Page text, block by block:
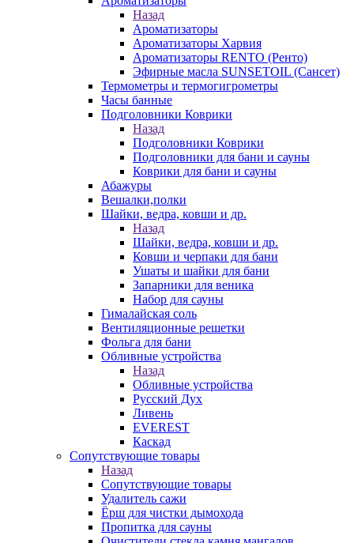
Назад
Ароматизаторы
Ароматизаторы Харвия
Ароматизаторы RENTO (Ренто)
Эфирные масла SUNSETOIL (Сансет)
Термометры и термогигрометры
Часы банные
Подголовники Коврики
Назад
Подголовники Коврики
Подголовники для бани и сауны
Коврики для бани и сауны
Абажуры
Вешалки,полки
Шайки, ведра, ковши и др.
Назад
Шайки, ведра, ковши и др.
Ковши и черпаки для бани
Ушаты и шайки для бани
Запарники для веника
Набор для сауны
Гималайская соль
Вентиляционные решетки
Фольга для бани
Обливные устройства
Назад
Обливные устройства
Русский Дух
Ливень
EVEREST
Каскад
Сопутствующие товары
Назад
Сопутствующие товары
Удалитель сажи
Ёрш для чистки дымохода
Пропитка для сауны